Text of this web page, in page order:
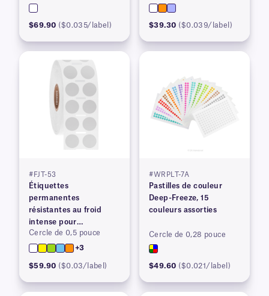
thermique
$69.90 ($0.035/label)
thermique
$39.30 ($0.039/label)
#FJT-53
Étiquettes
permanentes
résistantes au froid
intense pour
imprimantes à transfert
thermique
Cercle de 0,5 pouce
+3
$59.90 ($0.03/label)
#WRPLT-7A
Pastilles de couleur
Deep-Freeze, 15
couleurs assorties
Cercle de 0,28 pouce
$49.60 ($0.021/label)